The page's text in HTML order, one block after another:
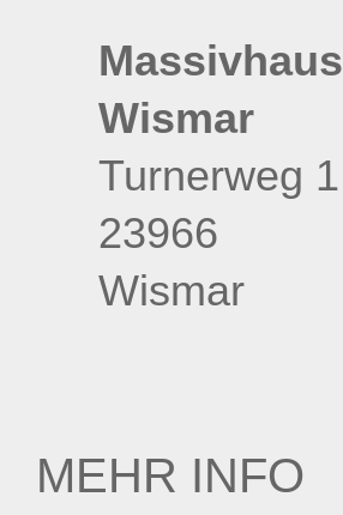
Massivhaus
Wismar
Turnerweg 1
23966
Wismar
MEHR INFO